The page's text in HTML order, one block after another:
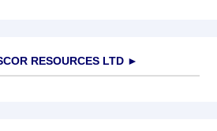
RESOURCES LTD ►